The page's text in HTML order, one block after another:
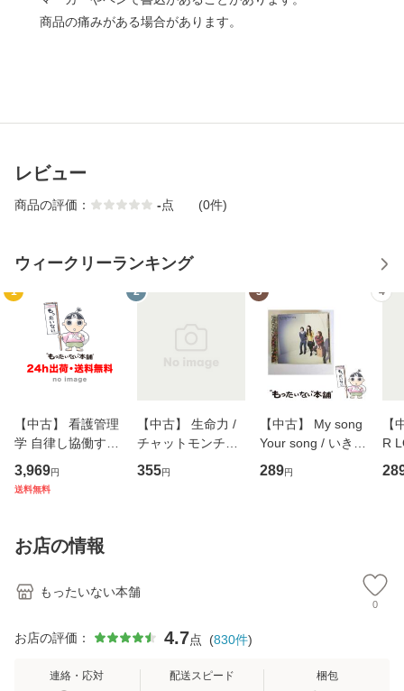
商品の痛みがある場合があります。
レビュー
商品の評価： -点 (0件)
ウィークリーランキング
1
【中古】 看護管理
学 自律し協働する
専門職の看護マネ
ジメントスキル 改
恵 藤本幸三 / 南江
堂 [単行
3,969円
送料無料
2
【中古】 生命力 /
チャットモンチー /
キューンレコード
[CD]【メール便送
355円
3
【中古】 My song
Your song / いきも
のがかり / [CD]
【メール便送料無
289円
4
【
R
産
お店の情報
もったいない本舗
0
お店の評価： 4.7点 (830件)
連絡・応対 配送スピード 梱包